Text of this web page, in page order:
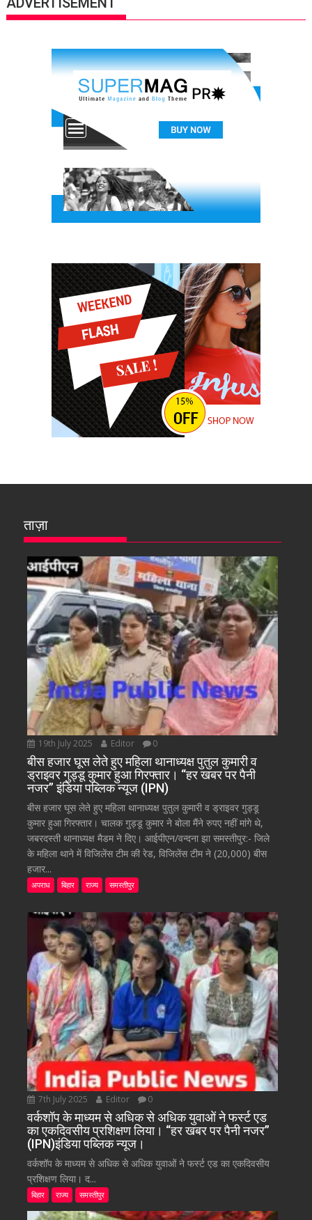
ताज़ा
19th July 2025 Editor 0
बीस हजार घूस लेते हुए महिला थानाध्यक्ष पुतुल कुमारी व
ड्राइवर गुड्डू कुमार हुआ गिरफ्तार। “हर खबर पर पैनी
नजर” इंडिया पब्लिक न्यूज (IPN)
बीस हजार घूस लेते हुए महिला थानाध्यक्ष पुतुल कुमारी व ड्राइवर गुड्डू
कुमार हुआ गिरफ्तार। चालक गुड्डू कुमार ने बोला मैंने रुपए नहीं मांगे थे,
जबरदस्ती थानाध्यक्ष मैडम ने दिए। आईपीएन/वन्दना झा समस्तीपुर:- जिले
के महिला थाने में विजिलेंस टीम की रेड, विजिलेंस टीम ने (20,000) बीस
हजार...
अपराध बिहार राज्य समस्तीपुर
7th July 2025 Editor 0
वर्कशॉप के माध्यम से अधिक से अधिक युवाओं ने फर्स्ट एड
का एकदिवसीय प्रशिक्षण लिया। “हर खबर पर पैनी नजर”
(IPN)इंडिया पब्लिक न्यूज।
वर्कशॉप के माध्यम से अधिक से अधिक युवाओं ने फर्स्ट एड का एकदिवसीय
प्रशिक्षण लिया। द...
बिहार राज्य समस्तीपुर